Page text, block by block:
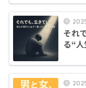
それ
る“